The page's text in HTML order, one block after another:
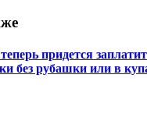
придется
без рубашки или в